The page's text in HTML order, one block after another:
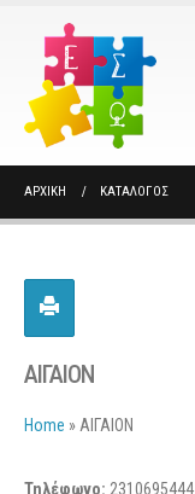
ΑΡΧΙΚΉ ΚΑΤΆΛΟΓΟΣ
ΑΙΓΑΙΟΝ
Home » ΑΙΓΑΙΟΝ
Τηλέφωνο: 2310695444